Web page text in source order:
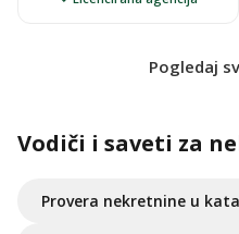
Pogledaj
Vodiči i saveti za
Provera nekretnine u